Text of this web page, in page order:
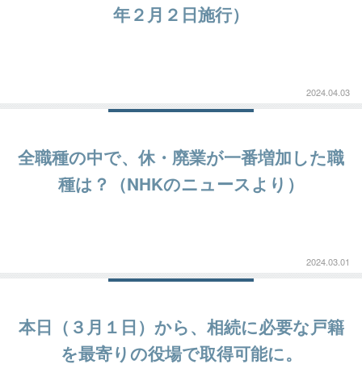
年２月２日施行）
2024.04.03
全職種の中で、休・廃業が一番増加した職
種は？（NHKのニュースより）
2024.03.01
本日（３月１日）から、相続に必要な戸籍
を最寄りの役場で取得可能に。